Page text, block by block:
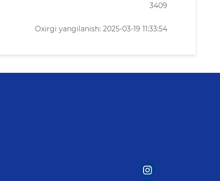
3409
Oxirgi yangilanish: 2025-03-19 11:33:54